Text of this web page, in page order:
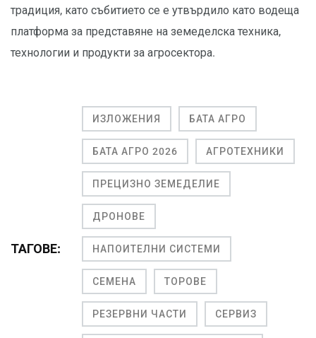
традиция, като събитието се е утвърдило като водеща
платформа за представяне на земеделска техника,
технологии и продукти за агросектора.
ТАГОВЕ:
ИЗЛОЖЕНИЯ БАТА АГРО
БАТА АГРО 2026 АГРОТЕХНИКИ
ПРЕЦИЗНО ЗЕМЕДЕЛИЕ
ДРОНОВЕ
НАПОИТЕЛНИ СИСТЕМИ
СЕМЕНА ТОРОВЕ
РЕЗЕРВНИ ЧАСТИ СЕРВИЗ